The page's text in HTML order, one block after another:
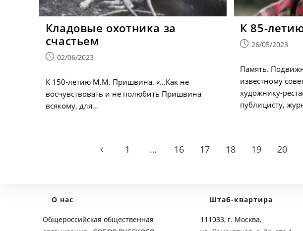
Кладовые охотника за
счастьем
Запись02/06/2023
К 150-летию М.М. Пришвина. «...Как не
восчувствовать и не полюбить Пришвина
всякому, для…
К 85-
Запись26/05/2023
Память.
известному
художнику-
публицисту,
Go to the previous page
1 … 16 17 18 19 20
О нас
Общероссийская общественная
Штаб-квартира
111033, г. Москва,